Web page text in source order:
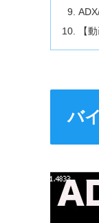
【
バ